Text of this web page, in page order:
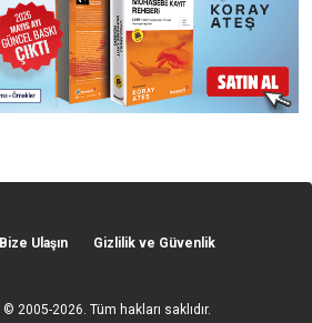
Bize Ulaşın Gizlilik ve Güvenlik
© 2005-2026. Tüm hakları saklıdır.